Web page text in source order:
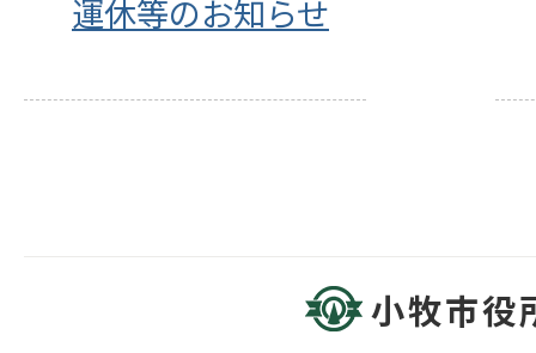
運休等のお知らせ
小牧市役